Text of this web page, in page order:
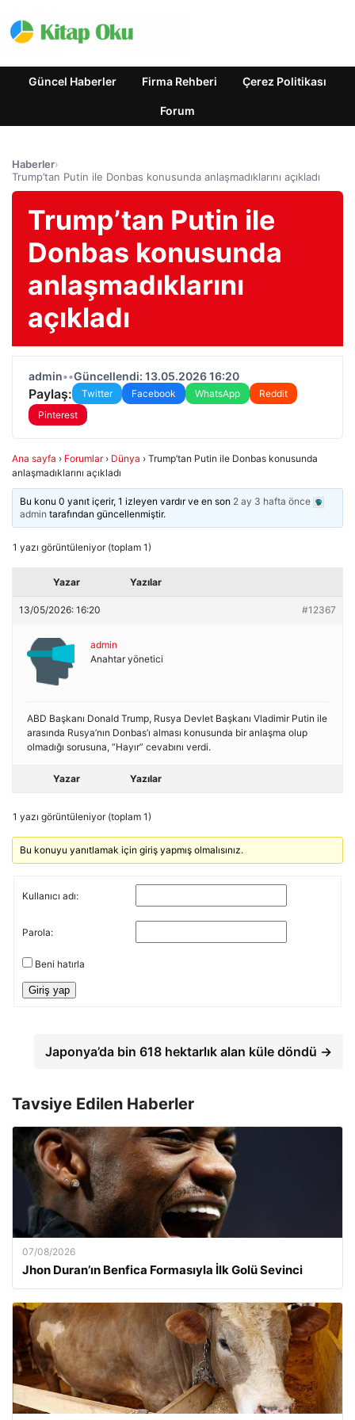
Güncel Haberler Firma Rehberi Çerez Politikası
Forum
Haberler›
Trump’tan Putin ile Donbas konusunda anlaşmadıklarını açıkladı
Trump’tan Putin ile
Donbas konusunda
anlaşmadıklarını
açıkladı
admin••Güncellendi: 13.05.2026 16:20
Paylaş: Twitter Facebook WhatsApp
Reddit
Pinterest
Ana sayfa › Forumlar › Dünya › Trump’tan Putin ile Donbas konusunda
anlaşmadıklarını açıkladı
Bu konu 0 yanıt içerir, 1 izleyen vardır ve en son 2 ay 3 hafta önce
admin tarafından güncellenmiştir.
1 yazı görüntüleniyor (toplam 1)
Yazar Yazılar
13/05/2026: 16:20 #12367
admin
Anahtar yönetici
ABD Başkanı Donald Trump, Rusya Devlet Başkanı Vladimir Putin ile
arasında Rusya’nın Donbas’ı alması konusunda bir anlaşma olup
olmadığı sorusuna, “Hayır” cevabını verdi.
Yazar Yazılar
1 yazı görüntüleniyor (toplam 1)
Bu konuyu yanıtlamak için giriş yapmış olmalısınız.
Kullanıcı adı:
Parola:
Beni hatırla
Giriş yap
Japonya’da bin 618 hektarlık alan küle döndü →
Tavsiye Edilen Haberler
07/08/2026
Jhon Duran’ın Benfica Formasıyla İlk Golü Sevinci